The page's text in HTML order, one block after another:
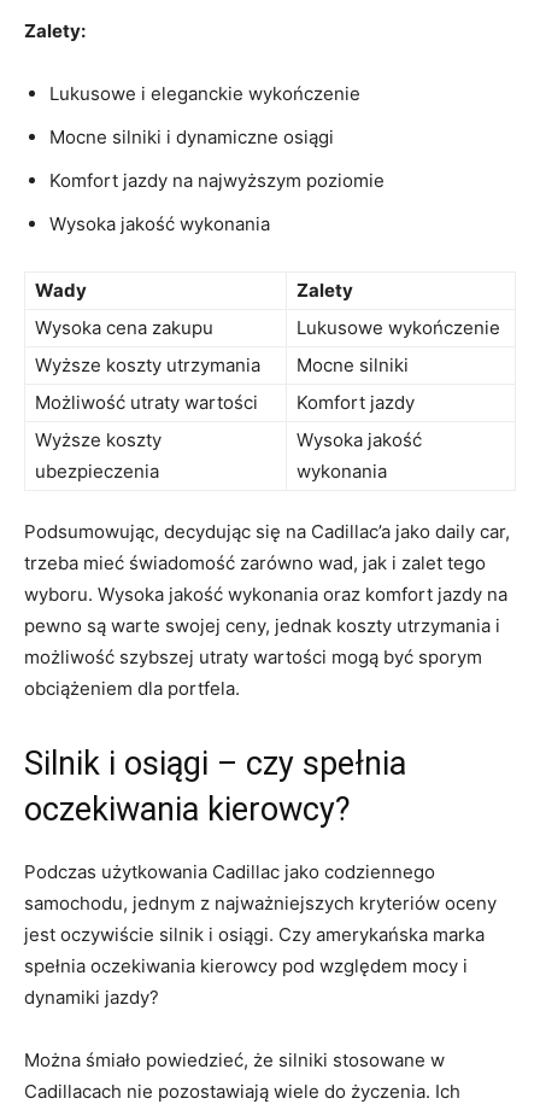
Zalety:
Lukusowe i eleganckie‍ wykończenie
Mocne silniki i dynamiczne osiągi
Komfort jazdy ​na najwyższym poziomie
Wysoka jakość wykonania
Wady
Zalety
Wysoka cena zakupu
Lukusowe wykończenie
Wyższe ⁢koszty utrzymania
Mocne silniki
Możliwość utraty wartości
Komfort jazdy
Wyższe koszty
ubezpieczenia
Wysoka jakość
wykonania
Podsumowując, decydując się na Cadillac’a⁢ jako daily car,
trzeba mieć świadomość zarówno wad, jak i zalet tego
wyboru. Wysoka jakość wykonania oraz komfort jazdy na
pewno są warte swojej ceny, jednak koszty utrzymania ‌i
możliwość​ szybszej utraty wartości mogą być sporym
obciążeniem dla ‌portfela.
Silnik i osiągi – ​czy spełnia
‌oczekiwania kierowcy?
Podczas użytkowania Cadillac‍ jako codziennego
⁢samochodu, jednym z najważniejszych kryteriów oceny
jest oczywiście silnik i osiągi. Czy amerykańska marka
spełnia oczekiwania kierowcy⁤ pod względem mocy i
dynamiki jazdy?
Można śmiało powiedzieć, że silniki stosowane w
Cadillacach nie pozostawiają wiele do życzenia. Ich